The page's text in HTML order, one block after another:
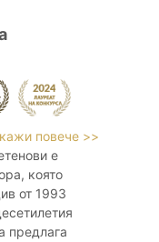
повече >>
е
която
от 1993
предлага